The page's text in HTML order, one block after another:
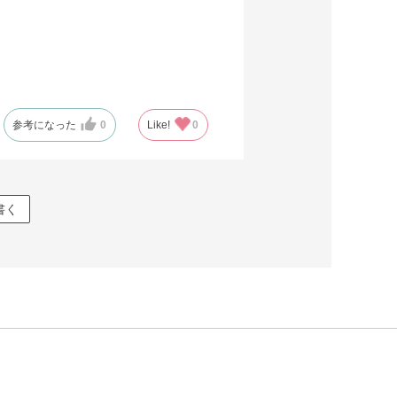
参考になった 0 Like! 0